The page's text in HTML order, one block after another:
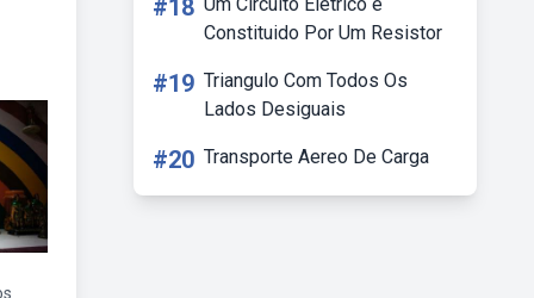
#18
Constituido Por Um Resistor
#19 Triangulo Com Todos Os
Lados Desiguais
#20 Transporte Aereo De Carga